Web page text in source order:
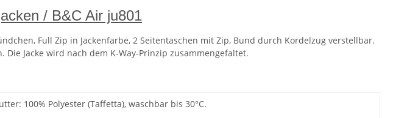
/ B&C Air ju801
Full Zip in Jackenfarbe, 2 Seitentaschen mit Zip, Bund durch Kordelzug verstellbar.
Jacke wird nach dem K-Way-Prinzip zusammengefaltet.
100% Polyester (Taffetta), waschbar bis 30°C.